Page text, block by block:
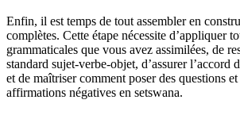
Enfin, il est temps de tout assembler en
complètes. Cette étape nécessite d’appliquer
grammaticales que vous avez assimilées, de
standard sujet-verbe-objet, d’assurer l’accord
et de maîtriser comment poser des questions
affirmations négatives en setswana.